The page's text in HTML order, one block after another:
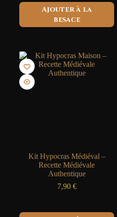
prix
initial
était :
prix
actuel
est :
Ajouter à la
besace
Kit Hypocras Médiéval –
Recette Médiévale
Authentique
7,90 €